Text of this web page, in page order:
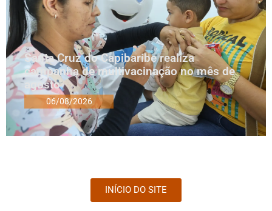
Santa Cruz do Capibaribe realiza
campanha de multivacinação no mês de
agosto
06/08/2026
INÍCIO DO SITE